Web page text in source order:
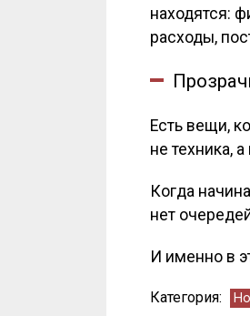
находятся:
расходы,
Есть вещи,
не техника,
Когда
нет
И именно в
Категория: